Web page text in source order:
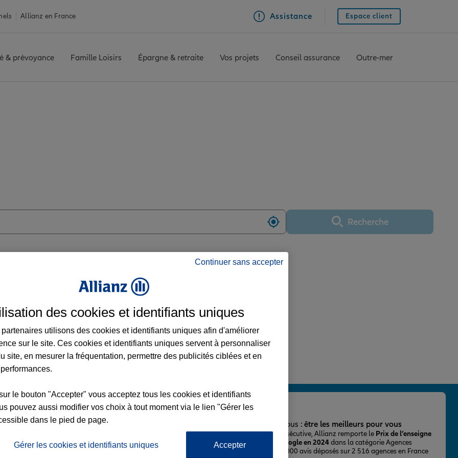
Allianz en France Assistance Espace client
& prévoyance Famille Loisirs Épargne & retraite Vos projets Conseil assurance Outre-mer
Utiliser ma positionRecherche
Voir l'agence
JARNY
L'important pour nous : être les meilleurs pour vous
Pour la 2ème fois consécutive, Allianz remporte le Prix de l’enseigne
la mieux notée sur Google en 2024dans la catégorie Agences
d’Assurance, avec 43 000 avis déposés sur 2 516 agences en France
Continuer sans accepter
des cookies et identifiants uniques
partenaires utilisons des cookies et identifiants uniques afin d'améliorer
sur le site. Ces cookies et identifiants uniques servent à personnaliser
site, en mesurer la fréquentation, permettre des publicités ciblées et en
le bouton "Accepter" vous acceptez tous les cookies et identifiants
pouvez aussi modifier vos choix à tout moment via le lien "Gérer les
dans le pied de page.
Gérer les cookies et identifiants uniques Accepter